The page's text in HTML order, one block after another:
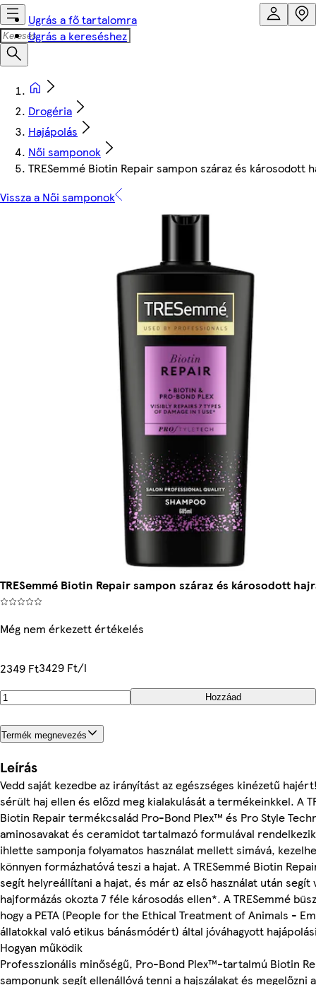
Ugrás a fő tartalomra
Ugrás a kereséshez
Drogéria
Hajápolás
Női samponok
TRESemmé Biotin Repair sampon száraz és károsodott
Vissza a Női samponok
TRESemmé Biotin Repair sampon száraz és károsodott
Még nem érkezett értékelés
2349 Ft3429 Ft/l
Hozzáad
Termék megnevezés
Leírás
Vedd saját kezedbe az irányítást az egészséges kinézetű
sérült haj ellen és előzd meg kialakulását a termékeinkkel. A
Biotin Repair termékcsalád Pro-Bond Plex™ és Pro Style
aminosavakat és ceramidot tartalmazó formulával
ihlette samponja folyamatos használat mellett simává,
könnyen formázhatóvá teszi a hajat. A TRESemmé Biotin
segít helyreállítani a hajat, és már az első használat után segít
hajformázás okozta 7 féle károsodás ellen*. A TRESemmé
hogy a PETA (People for the Ethical Treatment of Animals -
állatokkal való etikus bánásmódért) által jóváhagyott
Hogyan működik
Professzionális minőségű, Pro-Bond Plex™-tartalmú Biotin
samponunk segít ellenállóvá tenni a hajszálakat és megelőzni